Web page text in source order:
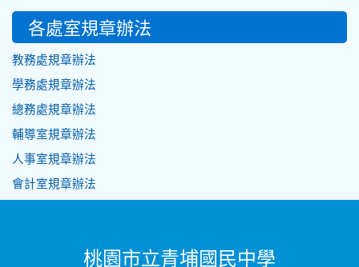
各處室規章辦法
教務處規章辦法
學務處規章辦法
總務處規章辦法
輔導室規章辦法
人事室規章辦法
會計室規章辦法
桃園市立青埔國民中學